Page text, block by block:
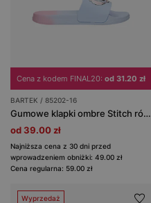
Cena z kodem FINAL20: od 31.20 zł
BARTEK / 85202-16
Gumowe klapki ombre Stitch różowo-niebieskie BARTEK 85202-16
od 39.00 zł
Najniższa cena z 30 dni przed
wprowadzeniem obniżki: 49.00 zł
Cena regularna: 59.00 zł
Wyprzedaż